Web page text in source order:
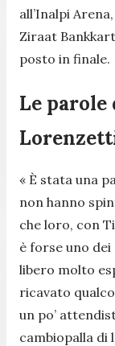
all’Inalpi
Ziraat
posto in finale.
Le parole
« È stata una
non hanno
che loro, con
è forse uno
libero molto
ricavato
un po’
cambiopalla di